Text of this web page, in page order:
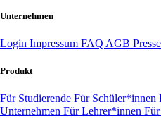
Unternehmen
Login Impressum FAQ AGB Presse
Produkt
Für Studierende Für Schüler*innen
Unternehmen Für Lehrer*innen